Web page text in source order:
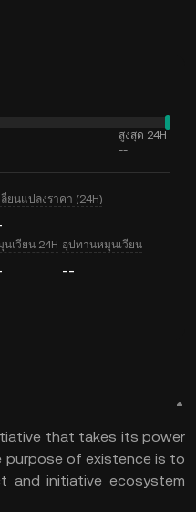
สูงสุด 24H
--
ลี่ยนแปลงราคา (24H)
นเวียน 24H อุปทานหมุนเวียน
--
that takes its power
purpose of existence is to
and initiative ecosystem